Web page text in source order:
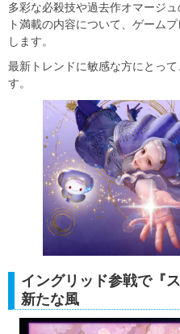
多彩な必殺技や過去作オマージ
ト満載の内容について、ゲーム
します。
最新トレンドに敏感な方にとっ
す。
イングリッド参戦で『
新たな風